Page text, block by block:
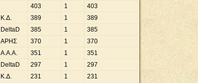
403 1
403
Κ.Δ. 389 1
389
DeltaD 385 1
385
ΑΡΗΣ 370 1
370
A.A.A. 351 1
351
DeltaD 297 1
297
Κ.Δ. 231 1
231